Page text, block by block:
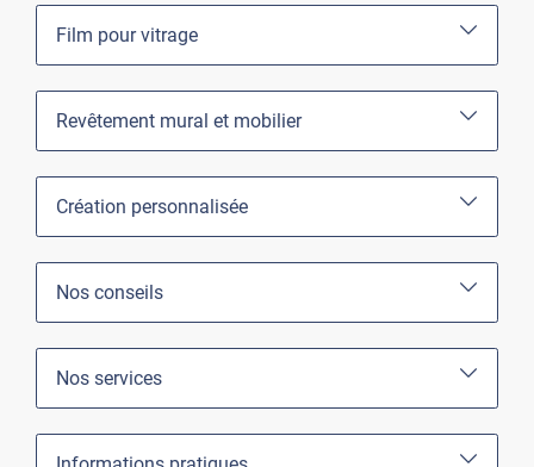
Film pour vitrage
Revêtement mural et mobilier
Création personnalisée
Nos conseils
Nos services